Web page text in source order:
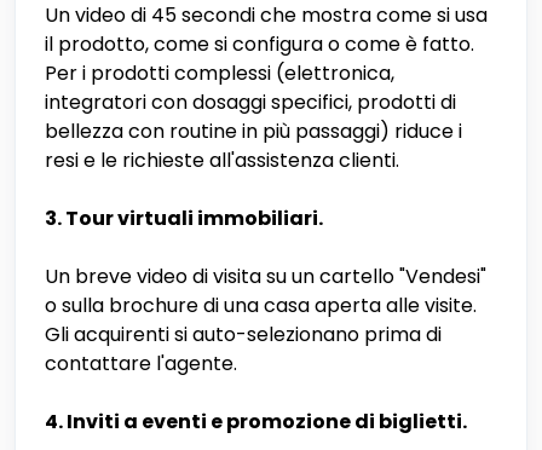
Un video di 45 secondi che mostra come si usa
il prodotto, come si configura o come è fatto.
Per i prodotti complessi (elettronica,
integratori con dosaggi specifici, prodotti di
bellezza con routine in più passaggi) riduce i
resi e le richieste all'assistenza clienti.
3. Tour virtuali immobiliari.
Un breve video di visita su un cartello "Vendesi"
o sulla brochure di una casa aperta alle visite.
Gli acquirenti si auto-selezionano prima di
contattare l'agente.
4. Inviti a eventi e promozione di biglietti.